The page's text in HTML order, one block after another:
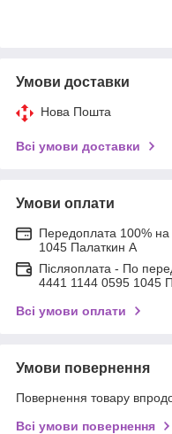
Умови доставки
Нова Пошта
Всі умови доставки
Умови оплати
Передоплата 100%
1045 Палаткин А
Післяоплата - По
4441 1144 0595 1045
Всі умови оплати
Умови повернення
Повернення товару
Всі умови повернення